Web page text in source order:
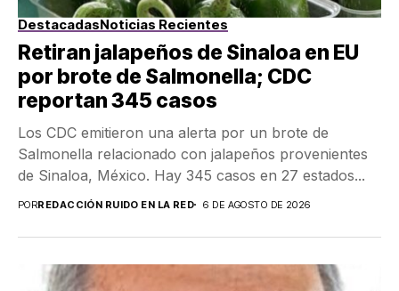
DestacadasNoticias Recientes
Retiran jalapeños de Sinaloa en EU
por brote de Salmonella; CDC
reportan 345 casos
Los CDC emitieron una alerta por un brote de
Salmonella relacionado con jalapeños provenientes
de Sinaloa, México. Hay 345 casos en 27 estados...
PORREDACCIÓN RUIDO EN LA RED 6 DE AGOSTO DE 2026